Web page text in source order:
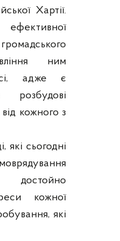
Хартії.
ним
адже є
розбудові
кожного з
які сьогодні
кожної
які